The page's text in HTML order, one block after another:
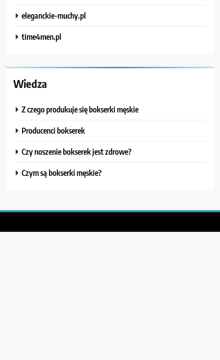
eleganckie-muchy.pl
time4men.pl
Wiedza
Z czego produkuje się bokserki męskie
Producenci bokserek
Czy noszenie bokserek jest zdrowe?
Czym są bokserki męskie?